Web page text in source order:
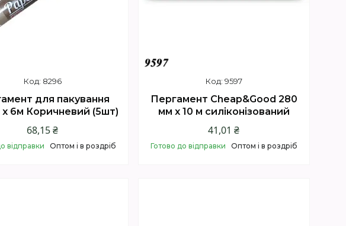
8296
для пакування
6м Коричневий (5шт)
68,15 ₴
відправки Оптом і в роздріб
9597
Пергамент Cheap&Good 280
мм х 10 м силіконізований
41,01 ₴
Готово до відправки Оптом і в роздріб